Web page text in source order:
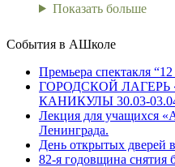
Показать больше
События в АШколе
Премьера спектакля
ГОРОДСКОЙ
КАНИКУЛЫ 30.03-
Лекция для учащихся
Ленинграда.
День открытых дверей
82-я годовщина снятия